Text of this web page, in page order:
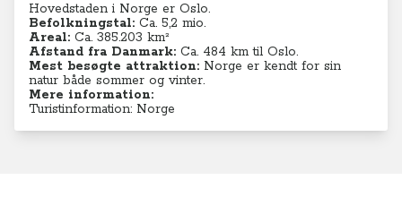
Hovedstaden i Norge er Oslo.
Befolkningstal: Ca. 5,2 mio.
Areal: Ca. 385.203 km²
Afstand fra Danmark: Ca. 484 km til Oslo.
Mest besøgte attraktion: Norge er kendt for sin
natur både sommer og vinter.
Mere information:
Turistinformation: Norge